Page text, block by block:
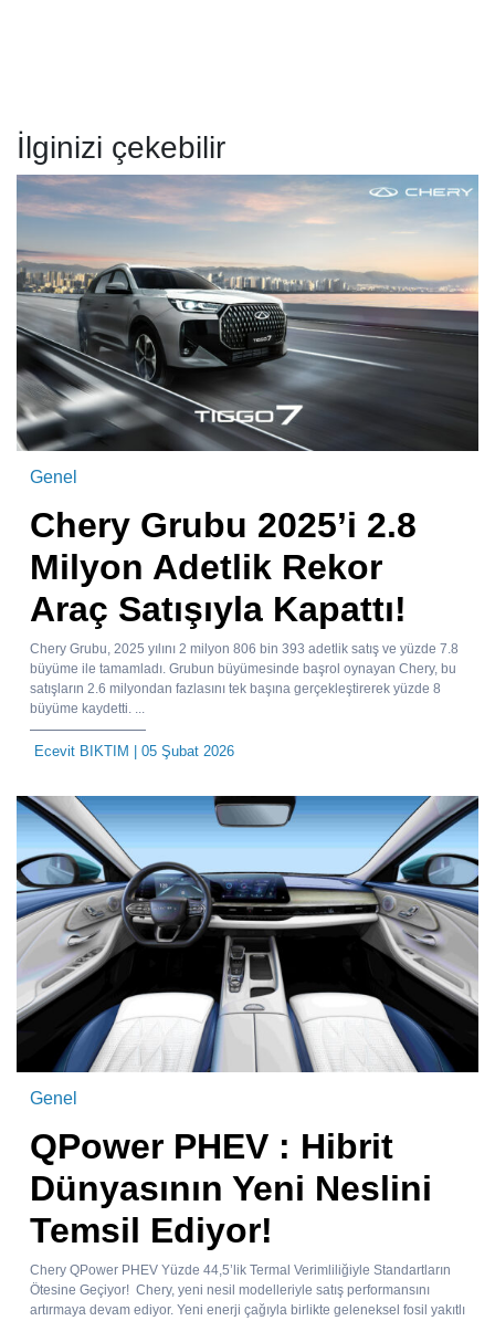
İlginizi çekebilir
Genel
Chery Grubu 2025’i 2.8
Milyon Adetlik Rekor
Araç Satışıyla Kapattı!
Chery Grubu, 2025 yılını 2 milyon 806 bin 393 adetlik satış ve yüzde 7.8
büyüme ile tamamladı. Grubun büyümesinde başrol oynayan Chery, bu
satışların 2.6 milyondan fazlasını tek başına gerçekleştirerek yüzde 8
büyüme kaydetti. ...
Ecevit BIKTIM | 05 Şubat 2026
Genel
QPower PHEV : Hibrit
Dünyasının Yeni Neslini
Temsil Ediyor!
Chery QPower PHEV Yüzde 44,5’lik Termal Verimliliğiyle Standartların
Ötesine Geçiyor! Chery, yeni nesil modelleriyle satış performansını
artırmaya devam ediyor. Yeni enerji çağıyla birlikte geleneksel fosil yakıtlı